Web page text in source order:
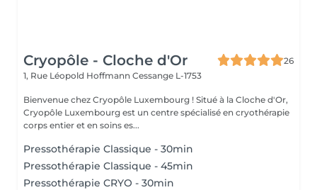
Cryopôle - Cloche d'Or
26
1, Rue Léopold Hoffmann Cessange L-1753
Bienvenue chez Cryopôle Luxembourg ! Situé à la Cloche d'Or,
Cryopôle Luxembourg est un centre spécialisé en cryothérapie
corps entier et en soins es...
Pressothérapie Classique - 30min
Pressothérapie Classique - 45min
Pressothérapie CRYO - 30min